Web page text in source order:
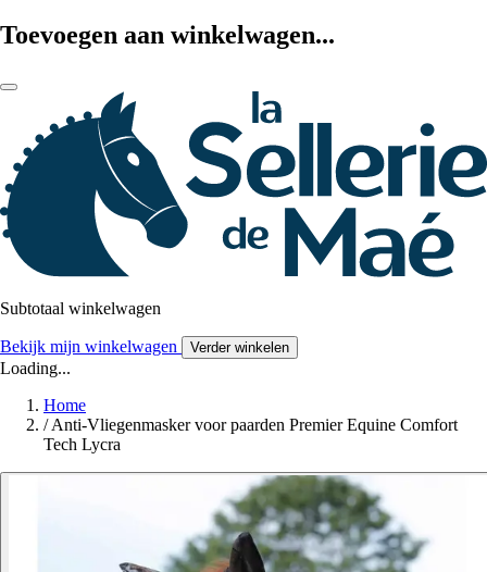
Toevoegen aan winkelwagen...
Subtotaal winkelwagen
Bekijk mijn winkelwagen Verder winkelen
Loading...
Home
/ Anti-Vliegenmasker voor paarden Premier Equine Comfort
Tech Lycra